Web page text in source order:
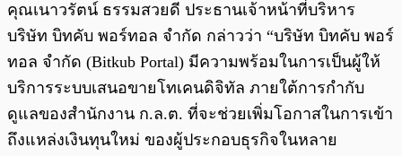
คุณเนาวรัตน์ ธรรมสวยดี ประธานเจ้าหน้าที่บริหาร
บริษัท บิทคับ พอร์ทอล จำกัด กล่าวว่า “บริษัท บิทคับ พอร์
ทอล จำกัด (Bitkub Portal) มีความพร้อมในการเป็นผู้ให้
บริการระบบเสนอขายโทเคนดิจิทัล ภายใต้การกำกับ
ดูแลของสำนักงาน ก.ล.ต. ที่จะช่วยเพิ่มโอกาสในการเข้า
ถึงแหล่งเงินทุนใหม่ ของผู้ประกอบธุรกิจในหลาย